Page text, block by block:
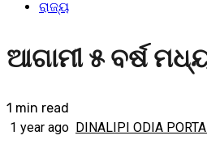
ରାଜ୍ୟ
ଆଗାମୀ ୫ ବର୍ଷ
1 min read
1 year ago DINALIPI ODIA